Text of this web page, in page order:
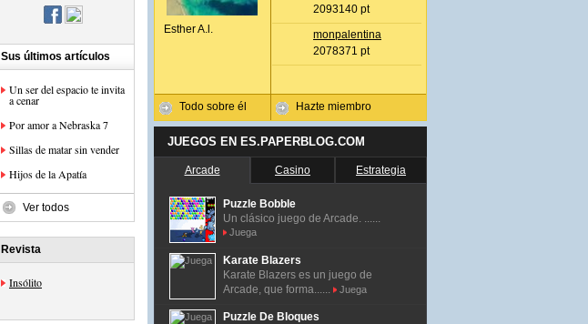
Sus últimos artículos
Un ser del espacio te invita
a cenar
Por amor a Nebraska 7
Sillas de matar sin vender
Hijos de la Apatía
Ver todos
Revista
Insólito
Esther A.l.
Todo sobre él
2093140 pt
monpalentina
2078371 pt
Hazte miembro
JUEGOS EN ES.PAPERBLOG.COM
Arcade Casino Estrategia
Puzzle Bobble
Un clásico juego de Arcade. ......
Juega
Karate Blazers
Karate Blazers es un juego de
Arcade, que forma......
Juega
Puzzle De Bloques